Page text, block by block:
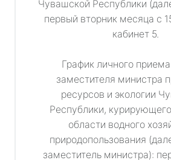
Чувашской Республики
первый вторник месяца с
кабинет 5.
График личного
заместителя министра
ресурсов и экологии
Республики,
области водного
природопользования
заместитель министра):